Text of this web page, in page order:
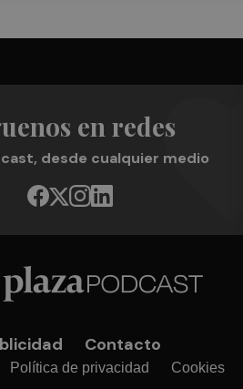
en redes
desde cualquier medio
Contacto
Política de privacidad Cookies